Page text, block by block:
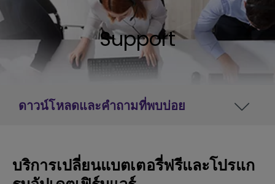
Support
ดาวน์โหลดและคำถามที่พบบ่อย
บริการเปลี่ยนแบตเตอรี่ฟรีและโปรแก